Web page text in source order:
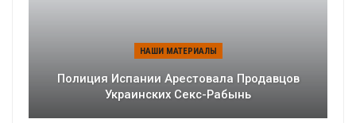
НАШИ МАТЕРИАЛЫ
Полиция Испании Арестовала Продавцов
Украинских Секс-Рабынь